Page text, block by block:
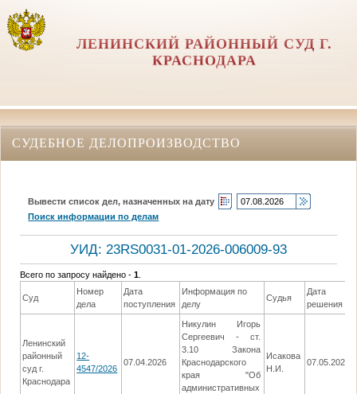
ЛЕНИНСКИЙ РАЙОННЫЙ СУД Г.
КРАСНОДАРА
СУДЕБНОЕ ДЕЛОПРОИЗВОДСТВО
Вывести список дел, назначенных на дату
Поиск информации по делам
УИД: 23RS0031-01-2026-006009-93
Всего по запросу найдено -1
Суд
Номер
дела
Дата
поступления
Информация по
делу
Судья
Дата
решения
Ленинский
районный
суд г.
Краснодара
12-
4547/2026
07.04.2026
Никулин Игорь
Сергеевич - ст.
3.10 Закона
Краснодарского
края "Об
административных
Исакова
Н.И.
07.05.2026